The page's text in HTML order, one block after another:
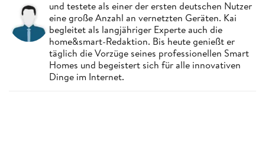
und testete als einer der ersten deutschen Nutzer
eine große Anzahl an vernetzten Geräten. Kai
begleitet als langjähriger Experte auch die
home&smart-Redaktion. Bis heute genießt er
täglich die Vorzüge seines professionellen Smart
Homes und begeistert sich für alle innovativen
Dinge im Internet.